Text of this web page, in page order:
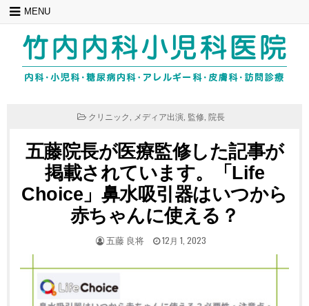
Skip
content
MENU
POSTED
クリニック, メディア出演, 監修, 院長
五藤院長が医療監修した記事が
掲載されています。「Life
Choice」鼻水吸引器はいつから
赤ちゃんに使える？
POSTED
五藤 良将
POSTED
12月 1, 2023